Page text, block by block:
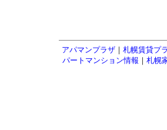
アパマンプラザ ｜ 札幌賃貸プ
パートマンション情報 ｜ 札幌